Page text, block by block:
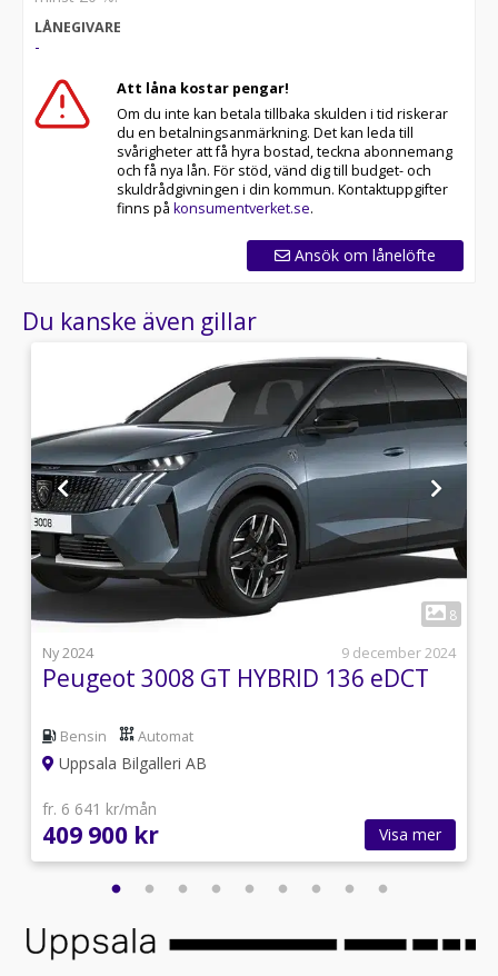
LÅNEGIVARE
-
Att låna kostar pengar!
Om du inte kan betala tillbaka skulden i tid riskerar
du en betalningsanmärkning. Det kan leda till
svårigheter att få hyra bostad, teckna abonnemang
och få nya lån. För stöd, vänd dig till budget- och
skuldrådgivningen i din kommun. Kontaktuppgifter
finns på konsumentverket.se.
Ansök om lånelöfte
Du kanske även gillar
8
Ny 2024
9 december 2024
Peugeot 3008 GT HYBRID 136 eDCT
Bensin Automat
Uppsala Bilgalleri AB
fr. 6 641 kr/mån
409 900 kr Visa mer